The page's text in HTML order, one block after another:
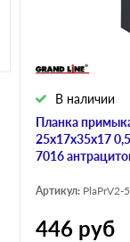
Планка
25х17х35х17
7016
В наличии
Артикул: PlaPrV2-
446 руб